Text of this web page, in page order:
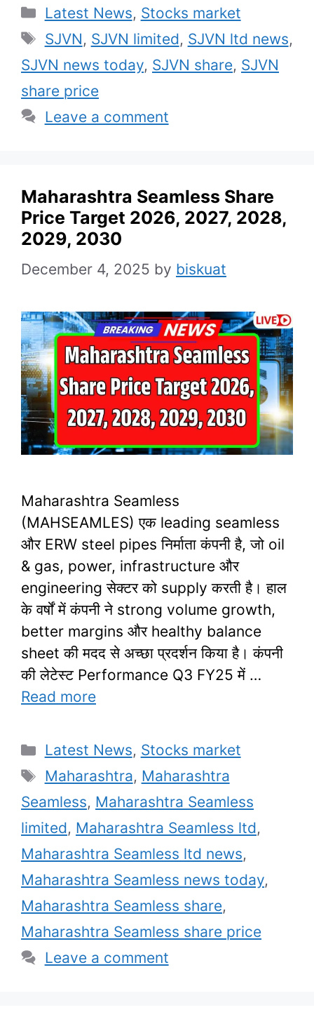
Categories
Latest News, Stocks market
Tags
SJVN, SJVN limited, SJVN ltd news,
SJVN news today, SJVN share, SJVN
share price
Leave a comment
Maharashtra Seamless Share
Price Target 2026, 2027, 2028,
2029, 2030
December 4, 2025 by biskuat
Maharashtra Seamless
(MAHSEAMLES) एक leading seamless
और ERW steel pipes निर्माता कंपनी है, जो oil
& gas, power, infrastructure और
engineering सेक्टर को supply करती है। हाल
के वर्षों में कंपनी ने strong volume growth,
better margins और healthy balance
sheet की मदद से अच्छा प्रदर्शन किया है। कंपनी
की लेटेस्ट Performance Q3 FY25 में …
Read more
Categories
Latest News, Stocks market
Tags
Maharashtra, Maharashtra
Seamless, Maharashtra Seamless
limited, Maharashtra Seamless ltd,
Maharashtra Seamless ltd news,
Maharashtra Seamless news today,
Maharashtra Seamless share,
Maharashtra Seamless share price
Leave a comment